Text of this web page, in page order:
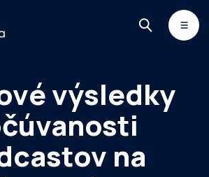
NEWSLETTER
výsledky
na